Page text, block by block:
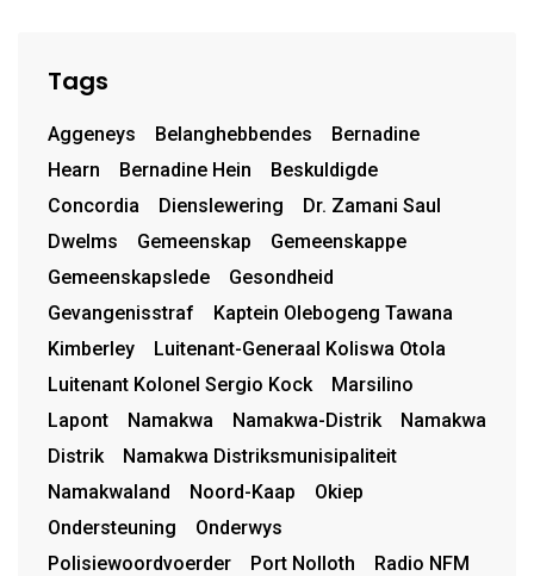
Tags
Aggeneys Belanghebbendes
Bernadine
Hearn
Bernadine Hein
Beskuldigde
Concordia
Dienslewering
Dr. Zamani Saul
Dwelms
Gemeenskap
Gemeenskappe
Gemeenskapslede
Gesondheid
Gevangenisstraf
Kaptein Olebogeng Tawana
Kimberley
Luitenant-Generaal Koliswa Otola
Luitenant Kolonel Sergio Kock
Marsilino
Lapont
Namakwa Namakwa-Distrik
Namakwa
Distrik
Namakwa Distriksmunisipaliteit
Namakwaland
Noord-Kaap
Okiep
Ondersteuning
Onderwys
Polisiewoordvoerder
Port Nolloth
Radio NFM